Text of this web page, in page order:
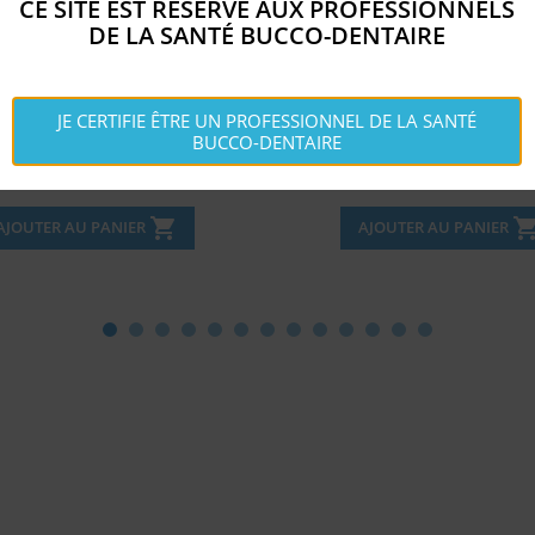
FRONTAL...
Prix
24, €
AU PANIER shopping_cart
DENTO-VIRACTIS 31 -
Prix
46, €
AJOUTER AU PANIER
CE SITE EST RÉSERVÉ AUX PROFESSIONNELS
DE LA SANTÉ BUCCO-DENTAIRE
JE CERTIFIE ÊTRE UN PROFESSIONNEL DE LA SANTÉ
BUCCO-DENTAIRE